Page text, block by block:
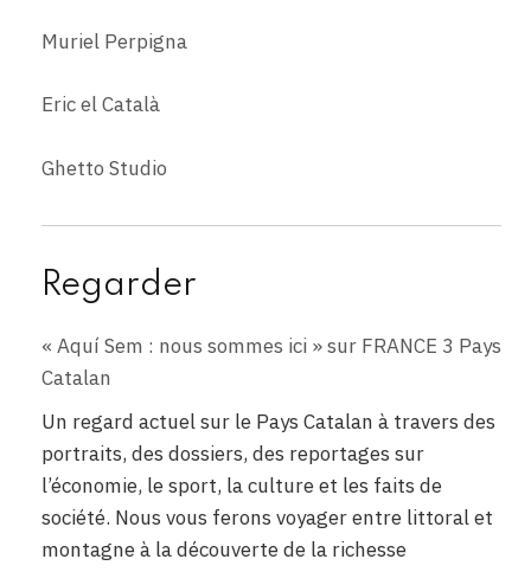
Muriel Perpigna
Eric el Català
Ghetto Studio
Regarder
« Aquí Sem : nous sommes ici » sur FRANCE 3 Pays
Catalan
Un regard actuel sur le Pays Catalan à travers des
portraits, des dossiers, des reportages sur
l’économie, le sport, la culture et les faits de
société. Nous vous ferons voyager entre littoral et
montagne à la découverte de la richesse